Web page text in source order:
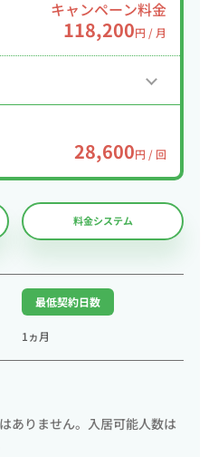
キャンペーン料金
118,200円 / 月
28,600円 / 回
料金システム
最低契約日数
1ヵ月
ありません。入居可能人数は